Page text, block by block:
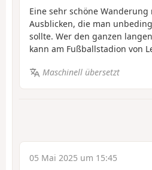
Eine sehr schöne
Ausblicken, die man
sollte. Wer den ganzen
kann am Fußballstadion von
Maschinell übersetzt
05 Mai 2025 um 15:45